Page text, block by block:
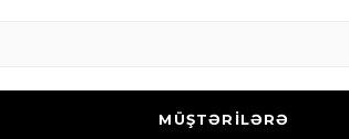
MÜŞTƏRİLƏRƏ